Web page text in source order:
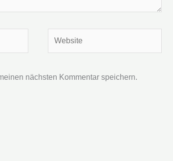
nächsten Kommentar speichern.